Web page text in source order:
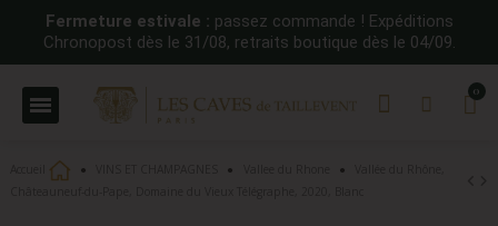
Fermeture estivale : passez commande ! Expéditions
Chronopost dès le 31/08, retraits boutique dès le 04/09.